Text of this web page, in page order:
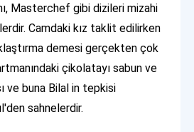
Masterchef gibi dizileri mizahi
Camdaki kız taklit edilirken
demesi gerçekten çok
çikolatayı sabun ve
ve buna Bilal in tepkisi
sahnelerdir.